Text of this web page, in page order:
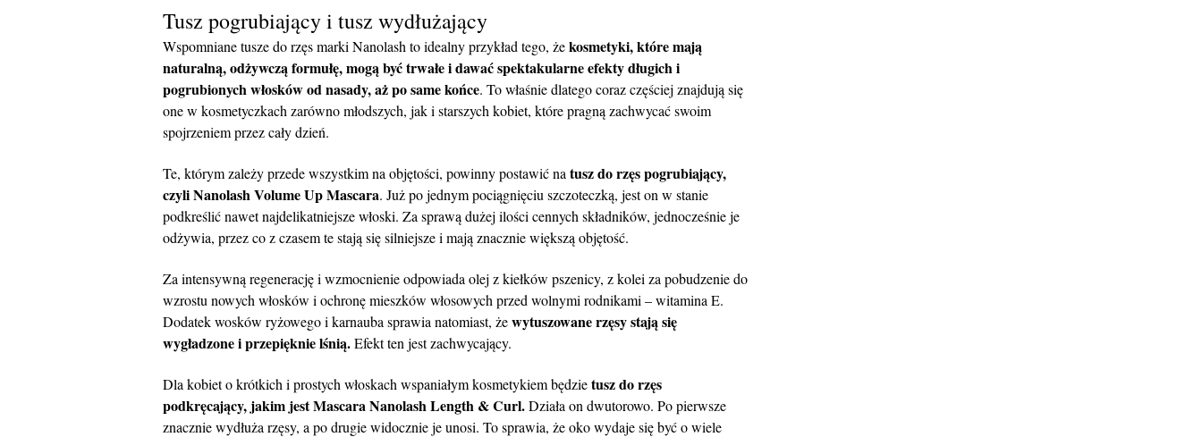
Tusz pogrubiający i tusz wydłużający
Wspomniane tusze do rzęs marki Nanolash to idealny przykład tego, żekosmetyki, które mają
naturalną, odżywczą formułę, mogą być trwałe i dawać spektakularne efekty długich i
pogrubionych włosków od nasady, aż po same końce. To właśnie dlatego coraz częściej znajdują się
one w kosmetyczkach zarówno młodszych, jak i starszych kobiet, które pragną zachwycać swoim
spojrzeniem przez cały dzień.
Te, którym zależy przede wszystkim na objętości, powinny postawić na tusz do rzęs pogrubiający,
czyli Nanolash Volume Up Mascara. Już po jednym pociągnięciu szczoteczką, jest on w stanie
podkreślić nawet najdelikatniejsze włoski. Za sprawą dużej ilości cennych składników, jednocześnie je
odżywia, przez co z czasem te stają się silniejsze i mają znacznie większą objętość.
Za intensywną regenerację i wzmocnienie odpowiada olej z kiełków pszenicy, z kolei za pobudzenie do
wzrostu nowych włosków i ochronę mieszków włosowych przed wolnymi rodnikami – witamina E.
Dodatek wosków ryżowego i karnauba sprawia natomiast, żewytuszowane rzęsy stają się
wygładzone i przepięknie lśnią.Efekt ten jest zachwycający.
Dla kobiet o krótkich i prostych włoskach wspaniałym kosmetykiem będzietusz do rzęs
podkręcający, jakim jest Mascara Nanolash Length & Curl.Działa on dwutorowo. Po pierwsze
znacznie wydłuża rzęsy, a po drugie widocznie je unosi. To sprawia, że oko wydaje się być o wiele